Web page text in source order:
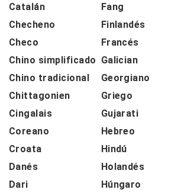
Catalán
Checheno
Checo
Chino simplificado
Chino tradicional
Chittagonien
Cingalais
Coreano
Croata
Danés
Dari
Fang
Finlandés
Francés
Galician
Georgiano
Griego
Gujarati
Hebreo
Hindú
Holandés
Húngaro